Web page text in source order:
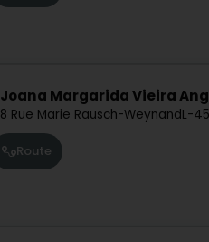
Joana Margarida Vieira
8 Rue Marie Rausch-WeynandL-
Route